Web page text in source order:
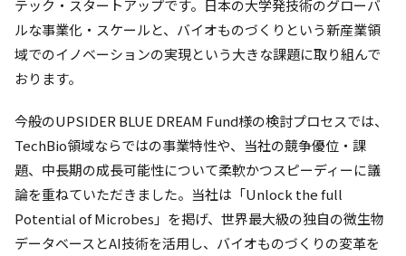
テック・スタートアップです。日本の大学発技術のグローバ
ルな事業化・スケールと、バイオものづくりという新産業領
域でのイノベーションの実現という大きな課題に取り組んで
おります。
今般のUPSIDER BLUE DREAM Fund様の検討プロセスでは、
TechBio領域ならではの事業特性や、当社の競争優位・課
題、中長期の成長可能性について柔軟かつスピーディーに議
論を重ねていただきました。当社は「Unlock the full
Potential of Microbes」を掲げ、世界最大級の独自の微生物
データベースとAI技術を活用し、バイオものづくりの変革を